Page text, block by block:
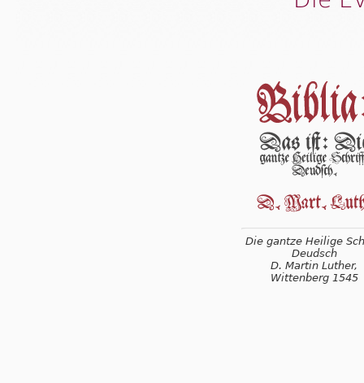
Die gantze Heilige
Deudsch
D. Martin Luther,
Wittenberg 1545